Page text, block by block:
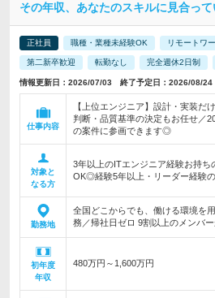
その年収、あなたのスキルに見合って
正社員 職種・業種未経験OK リモートワ
第二新卒歓迎 転勤なし 完全週休2日制
情報更新日：2026/07/03 終了予定日：2026/08/24
仕事内容
【上位エンジニア】設計・実装だ
判断・品質基準の決定もお任せ／
の案件に参画できます◎
対象と
なる方
3年以上のITエンジニア経験お持ち
OK◎経験5年以上・リーダー経験
勤務地
全国どこからでも、働ける環境を
務／帰社日ゼロ 9割以上のメンバ
初年度
年収
480万円～1,600万円